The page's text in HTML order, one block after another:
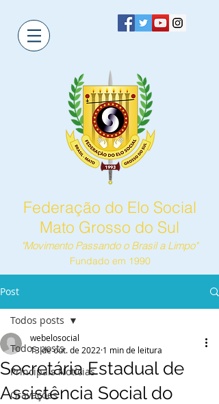
Federação do Elo Social
Mato Grosso do Sul
"Movimento Passando o Brasil a Limpo"
Fundado em 1990
Post
Todos posts
Principais Notícias
Gravações
Todos posts
Secretária Estadual de
Assistência Social do
webelosocial
13 de out. de 2022 1 min de leitura